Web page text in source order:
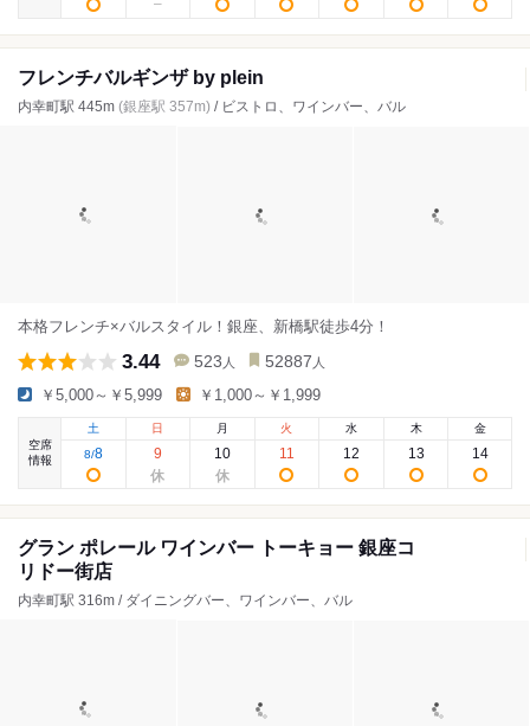
フレンチバルギンザ by plein
内幸町駅 445m (銀座駅 357m) / ビストロ、ワインバー、バル
本格フレンチ×バルスタイル！銀座、新橋駅徒歩4分！
3.44 523 人 52887 人
￥5,000～￥5,999 ￥1,000～￥1,999
空席
情報
土
8/8
日
9
月
10
火
11
水
12
木
13
金
14
グラン ポレール ワインバー トーキョー 銀座コ
リドー街店
内幸町駅 316m / ダイニングバー、ワインバー、バル